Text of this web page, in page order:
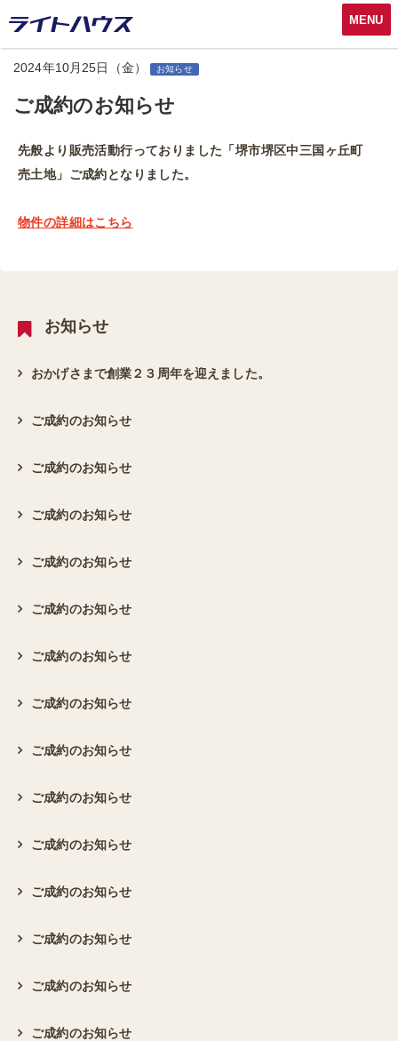
MENU
2024年10月25日（金） お知らせ
ご成約のお知らせ
先般より販売活動行っておりました「堺市堺区中三国ヶ丘町
売土地」ご成約となりました。
物件の詳細はこちら
お知らせ
おかげさまで創業２３周年を迎えました。
ご成約のお知らせ
ご成約のお知らせ
ご成約のお知らせ
ご成約のお知らせ
ご成約のお知らせ
ご成約のお知らせ
ご成約のお知らせ
ご成約のお知らせ
ご成約のお知らせ
ご成約のお知らせ
ご成約のお知らせ
ご成約のお知らせ
ご成約のお知らせ
ご成約のお知らせ